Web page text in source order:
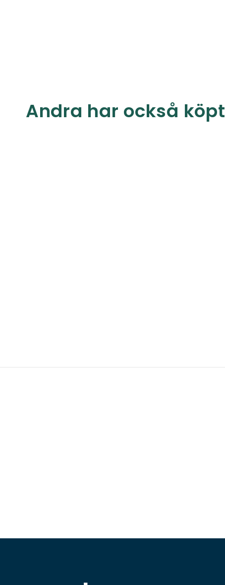
Andra har också köpt